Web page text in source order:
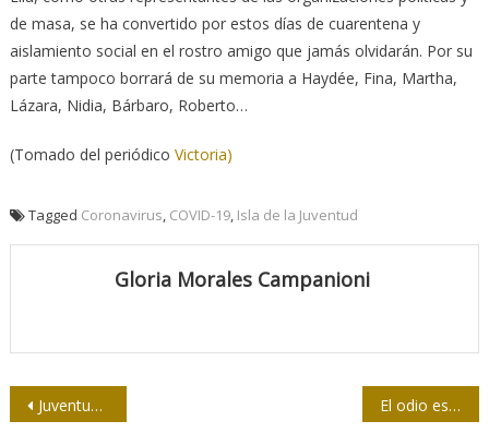
de masa, se ha convertido por estos días de cuarentena y
aislamiento social en el rostro amigo que jamás olvidarán. Por su
parte tampoco borrará de su memoria a Haydée, Fina, Martha,
Lázara, Nidia, Bárbaro, Roberto…
(Tomado del periódico Victoria)
Tagged Coronavirus, COVID-19, Isla de la Juventud
Gloria Morales Campanioni
Navegación
Juventud Técnica, gestión de contenidos en tiempos de Covid-19 El odio es falta de imaginación